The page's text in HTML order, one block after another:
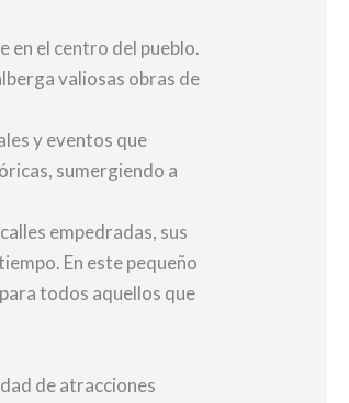
en el centro del pueblo.
valiosas obras de
y eventos que
sumergiendo a
empedradas, sus
En este pequeño
todos aquellos que
de atracciones